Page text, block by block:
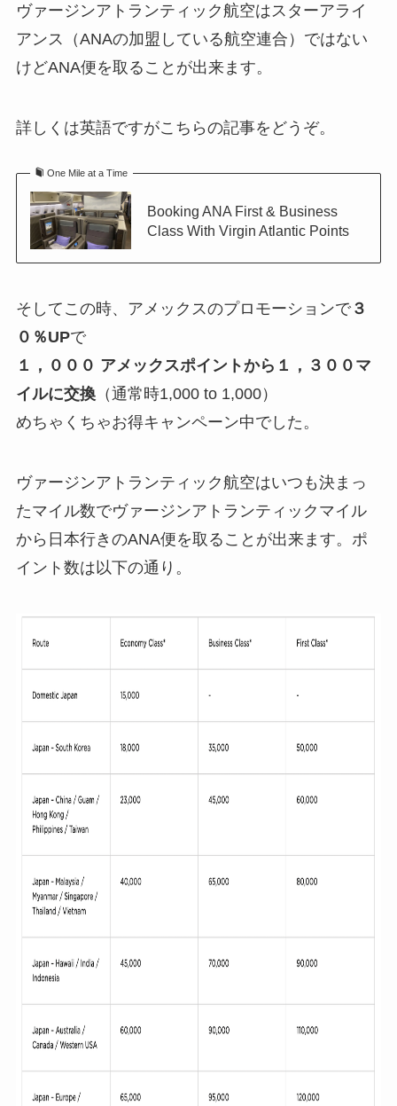
ヴァージンアトランティック航空はスターアライ
アンス（ANAの加盟している航空連合）ではない
けどANA便を取ることが出来ます。
詳しくは英語ですがこちらの記事をどうぞ。
One Mile at a Time
Booking ANA First & Business
Class With Virgin Atlantic Points
そしてこの時、アメックスのプロモーションで３
０％UPで
１，０００ アメックスポイントから１，３００マ
イルに交換（通常時1,000 to 1,000）
めちゃくちゃお得キャンペーン中でした。
ヴァージンアトランティック航空はいつも決まっ
たマイル数でヴァージンアトランティックマイル
から日本行きのANA便を取ることが出来ます。ポ
イント数は以下の通り。